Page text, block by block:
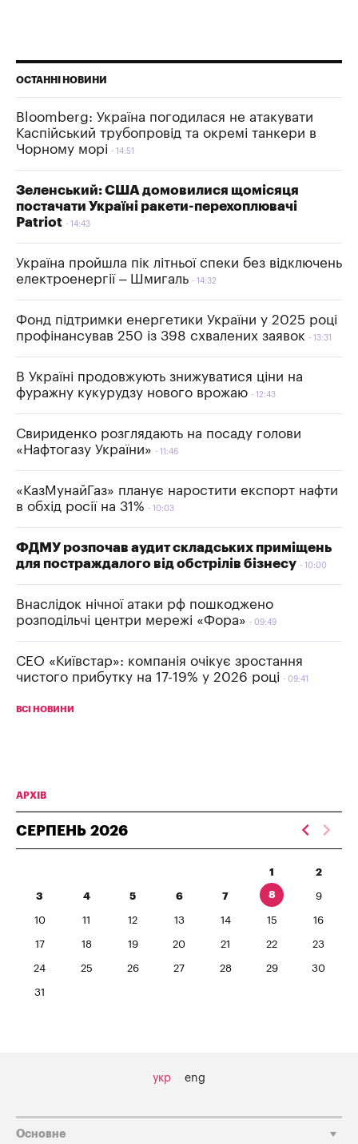
ОСТАННІ НОВИНИ
Bloomberg: Україна погодилася не атакувати
Каспійський трубопровід та окремі танкери в
Чорному морі
14:51
Зеленський: США домовилися щомісяця
постачати Україні ракети-перехоплювачі
Patriot
14:43
Україна пройшла пік літньої спеки без відключень
електроенергії – Шмигаль
14:32
Фонд підтримки енергетики України у 2025 році
профінансував 250 із 398 схвалених заявок
13:31
В Україні продовжують знижуватися ціни на
фуражну кукурудзу нового врожаю
12:43
Свириденко розглядають на посаду голови
«Нафтогазу України»
11:46
«КазМунайГаз» планує наростити експорт нафти
в обхід росії на 31%
10:03
ФДМУ розпочав аудит складських приміщень
для постраждалого від обстрілів бізнесу
10:00
Внаслідок нічної атаки рф пошкоджено
розподільчі центри мережі «Фора»
09:49
СЕО «Київстар»: компанія очікує зростання
чистого прибутку на 17-19% у 2026 році
09:41
ВСІ НОВИНИ
АРХІВ
СЕРПЕНЬ 2026
1 2
3 4 5 6 7 8 9
10 11 12 13 14 15 16
17 18 19 20 21 22 23
24 25 26 27 28 29 30
31
укр eng
Основне